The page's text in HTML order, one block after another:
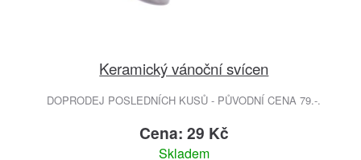
Keramický vánoční svícen
DOPRODEJ POSLEDNÍCH KUSŮ - PŮVODNÍ CENA 79.-.
Cena: 29 Kč
Skladem